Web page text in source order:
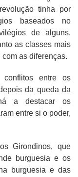
tinha por
baseados no
de alguns,
as classes mais
as diferenças.
conflitos entre os
da queda da
a destacar os
entre si o poder,
Girondinos, que
burguesia e os
burguesia e das